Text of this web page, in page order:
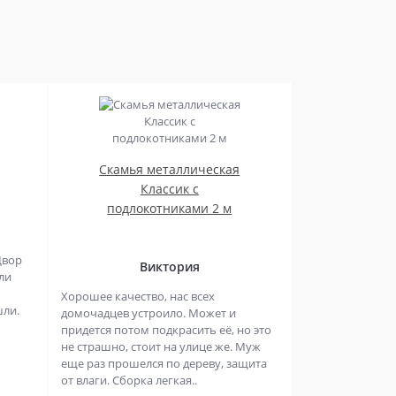
Скамья металлическая
Классик с
подлокотниками 2 м
Виктория
Хорошее качество, нас всех
домочадцев устроило. Может и
придется потом подкрасить её, но это
не страшно, стоит на улице же. Муж
еще раз прошелся по дереву, защита
от влаги. Сборка легкая..